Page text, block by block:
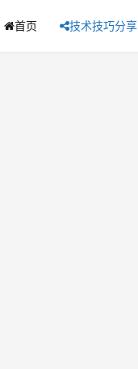
首页 技术技巧分享